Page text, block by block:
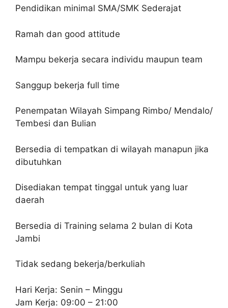
Pendidikan minimal SMA/SMK Sederajat
Ramah dan good attitude
Mampu bekerja secara individu maupun team
Sanggup bekerja full time
Penempatan Wilayah Simpang Rimbo/ Mendalo/
Tembesi dan Bulian
Bersedia di tempatkan di wilayah manapun jika
dibutuhkan
Disediakan tempat tinggal untuk yang luar
daerah
Bersedia di Training selama 2 bulan di Kota
Jambi
Tidak sedang bekerja/berkuliah
Hari Kerja: Senin – Minggu
Jam Kerja: 09:00 – 21:00